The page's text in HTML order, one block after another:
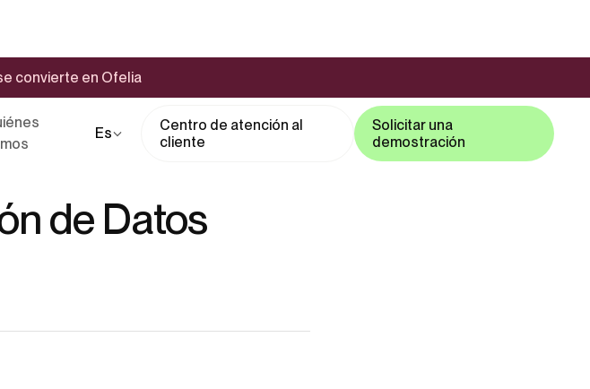
convierte en Ofelia
Es
Centro de atención al
cliente
Solicitar una
demostración
de Datos